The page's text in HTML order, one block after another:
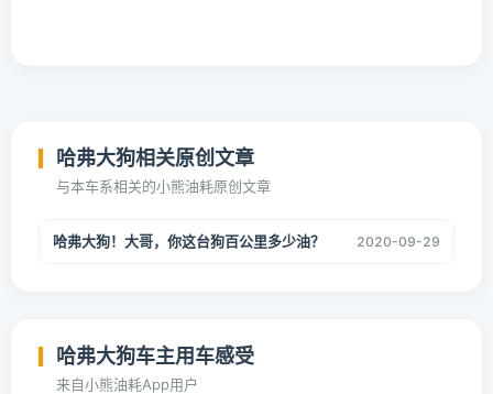
哈弗大狗相关原创文章
与本车系相关的小熊油耗原创文章
哈弗大狗！大哥，你这台狗百公里多少油？ 2020-09-29
哈弗大狗车主用车感受
来自小熊油耗App用户